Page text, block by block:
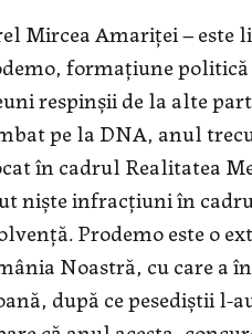
Mircea Amariței –
formațiune
respinșii de la alte
pe la DNA, anul
în cadrul Realitatea
niște infracțiuni în
Prodemo este o
Noastră, cu care a
după ce pesediștii l-